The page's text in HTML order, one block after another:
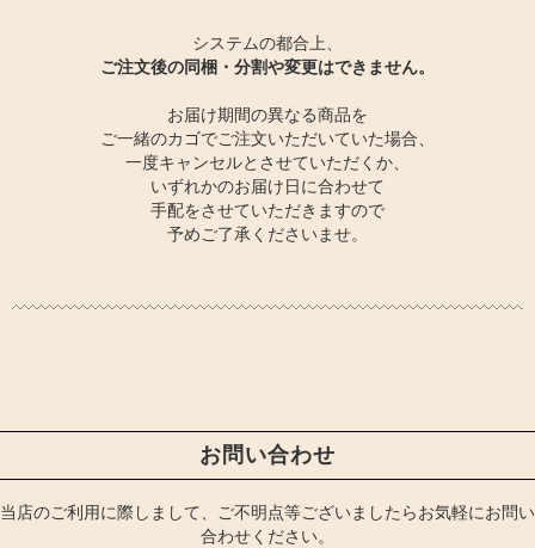
システムの都合上、
ご注文後の同梱・分割や変更はできません。
お届け期間の異なる商品を
ご一緒のカゴでご注文いただいていた場合、
一度キャンセルとさせていただくか、
いずれかのお届け日に合わせて
手配をさせていただきますので
予めご了承くださいませ。
お問い合わせ
当店のご利用に際しまして、ご不明点等ございましたらお気軽にお問い
合わせください。